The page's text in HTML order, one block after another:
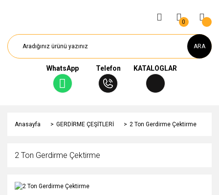
ARA
WhatsApp Telefon KATALOGLAR
0
Anasayfa GERDİRME ÇEŞİTLERİ 2 Ton Gerdirme Çektirme
2 Ton Gerdirme Çektirme